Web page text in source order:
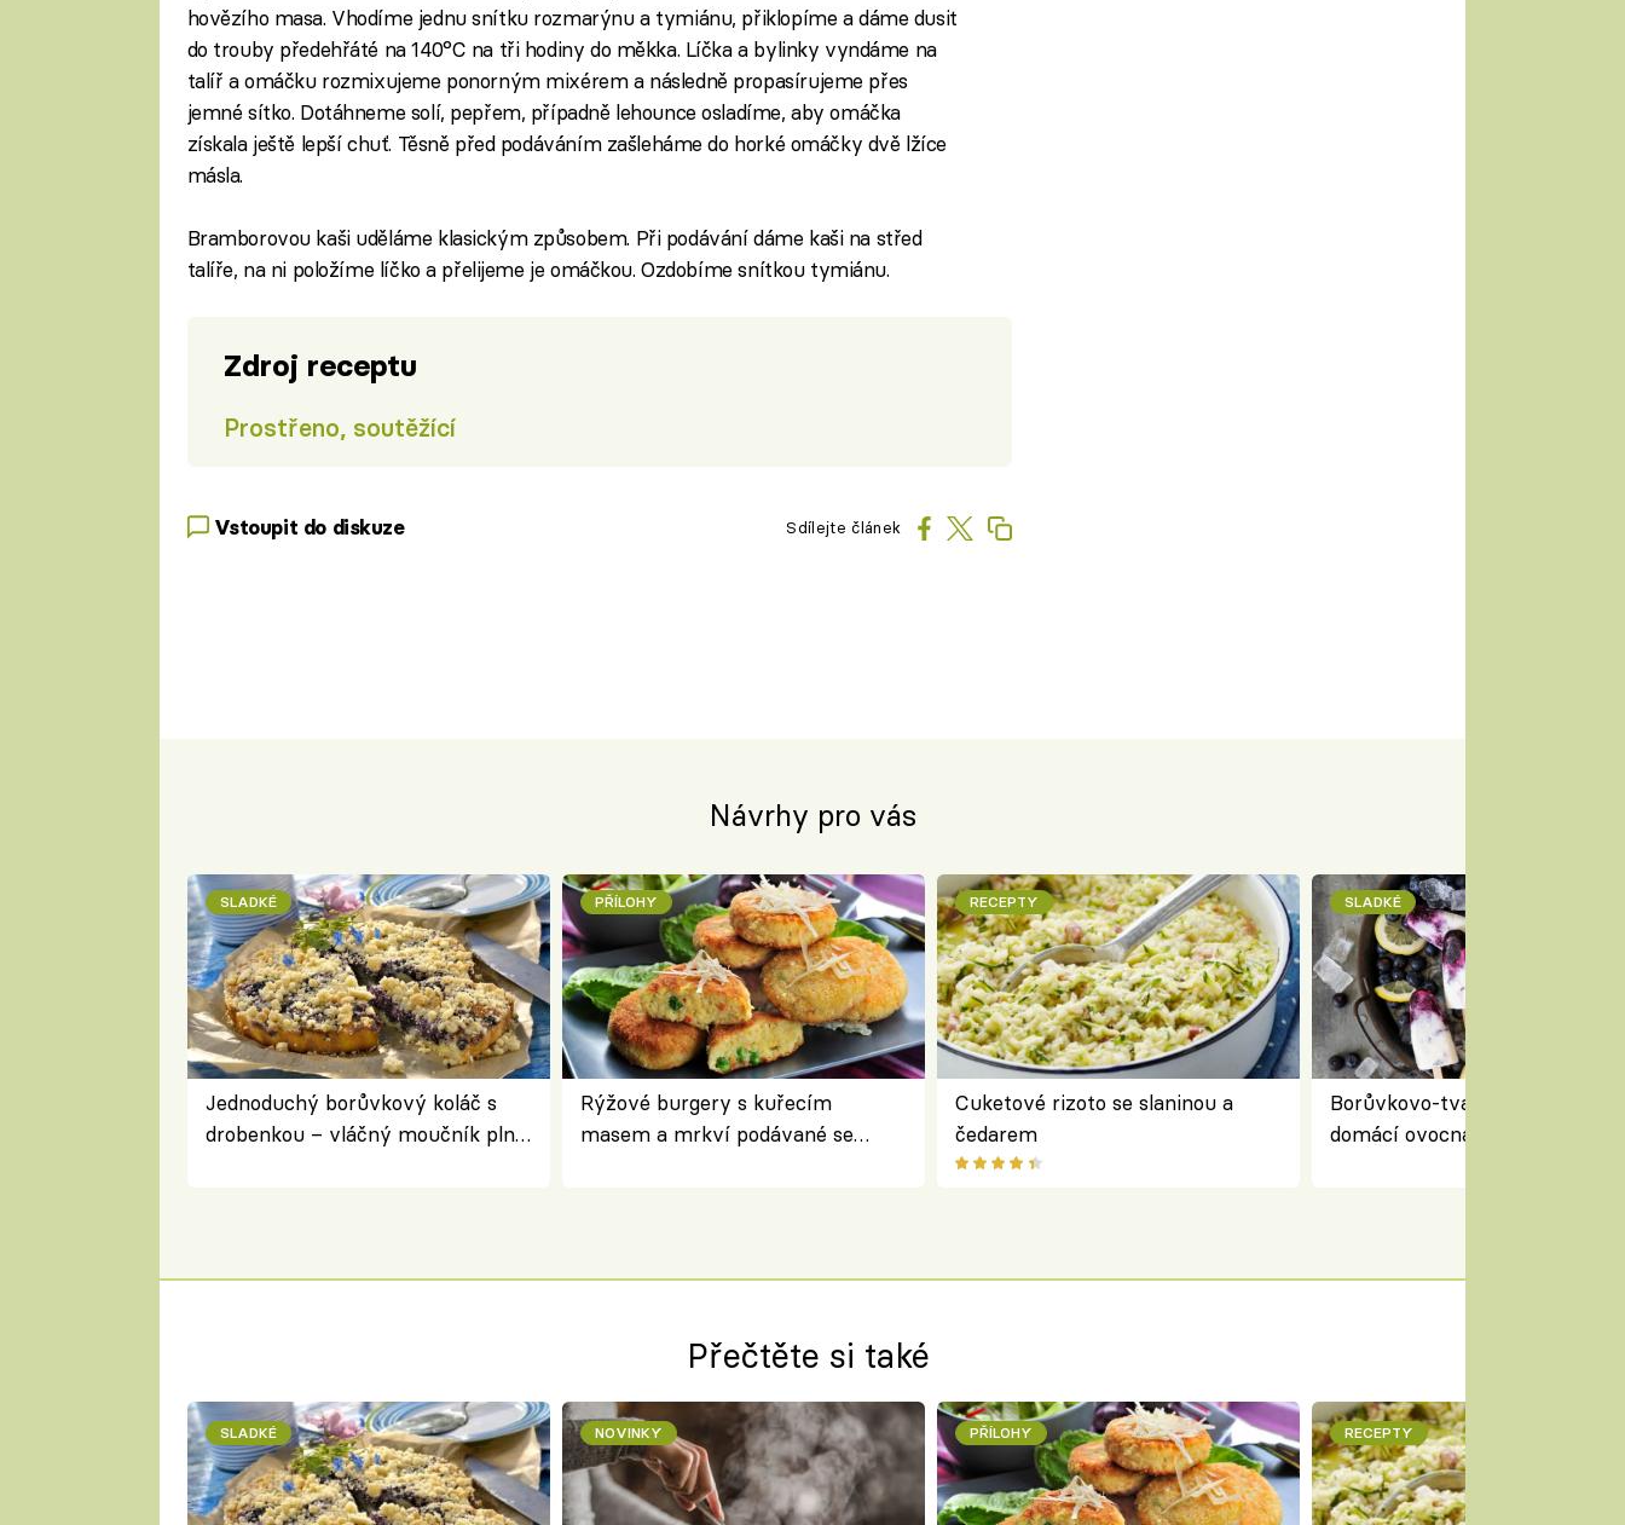
hovězího masa. Vhodíme jednu snítku rozmarýnu a tymiánu, přiklopíme a dáme dusit
do trouby předehřáté na 140°C na tři hodiny do měkka. Líčka a bylinky vyndáme na
talíř a omáčku rozmixujeme ponorným mixérem a následně propasírujeme přes
jemné sítko. Dotáhneme solí, pepřem, případně lehounce osladíme, aby omáčka
získala ještě lepší chuť. Těsně před podáváním zašleháme do horké omáčky dvě lžíce
másla.
Bramborovou kaši uděláme klasickým způsobem. Při podávání dáme kaši na střed
talíře, na ni položíme líčko a přelijeme je omáčkou. Ozdobíme snítkou tymiánu.
Zdroj receptu
Prostřeno, soutěžící
Vstoupit do diskuze Sdílejte článek
Návrhy pro vás
SLADKÉ
Jednoduchý borůvkový koláč s
drobenkou – vláčný moučník plný
PŘÍLOHY
Rýžové burgery s kuřecím
masem a mrkví podávané se
RECEPTY
Cuketové rizoto se slaninou a
čedarem
SLADKÉ
Borůvkovo-tvarohové nanuky
domácí ovocná zmrzlina na
Přečtěte si také
SLADKÉ NOVINKY PŘÍLOHY RECEPTY